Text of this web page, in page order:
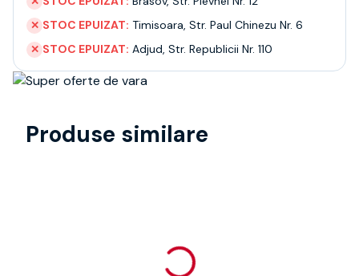
✕ STOC EPUIZAT: Timisoara, Str. Paul Chinezu Nr. 6
✕ STOC EPUIZAT: Adjud, Str. Republicii Nr. 110
Produse similare